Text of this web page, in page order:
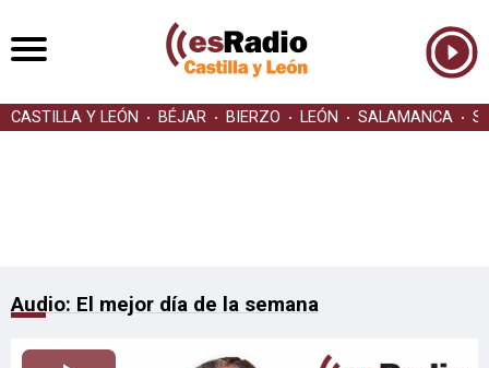
CASTILLA Y LEÓN BÉJAR BIERZO LEÓN SALAMANCA
Audio: El mejor día de la semana